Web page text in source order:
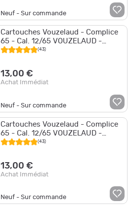
Neuf - Sur commande
Cartouches Vouzelaud - Complice
65 - Cal. 12/65 VOUZELAUD -
COMPLICE 65 - P.6
(43)
13,00 €
Achat Immédiat
Neuf - Sur commande
Cartouches Vouzelaud - Complice
65 - Cal. 12/65 VOUZELAUD -
COMPLICE 65 - P.7
(43)
13,00 €
Achat Immédiat
Neuf - Sur commande